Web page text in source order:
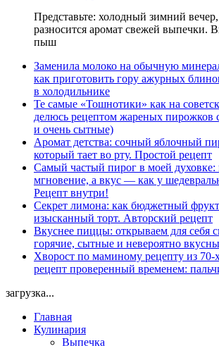
Представьте: холодный зимний
разносится аромат свежей выпечки.
пыш
Заменила молоко на обычную
как приготовить гору ажурных
в холодильнике
Те самые «Тошнотики» как на
делюсь рецептом жареных пирожков
и очень сытные)
Аромат детства: сочный яблочный
который тает во рту. Простой рецепт
Самый частый пирог в моей духовке:
мгновение, а вкус — как у
Рецепт внутри!
Секрет лимона: как бюджетный
изысканный торт. Авторский рецепт
Вкуснее пиццы: открываем для себя
горячие, сытные и невероятно
Хворост по маминому рецепту из
рецепт проверенный временем:
загрузка...
Главная
Кулинария
Выпечка